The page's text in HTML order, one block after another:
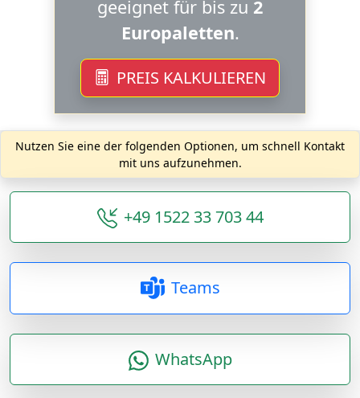
geeignet für bis zu 2
Europaletten.
PREIS KALKULIEREN
Nutzen Sie eine der folgenden Optionen, um schnell Kontakt
mit uns aufzunehmen.
+49 1522 33 703 44
Teams
WhatsApp